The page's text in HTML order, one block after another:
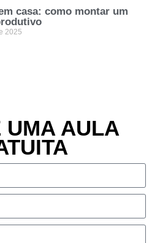
casa: como montar um
2025
UMA AULA